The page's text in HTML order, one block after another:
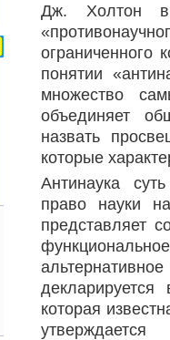
Дж. Холтон в
ограниченного
понятии
множество
объединяет
назвать
которые
Антинаука
право науки
представляет
которая